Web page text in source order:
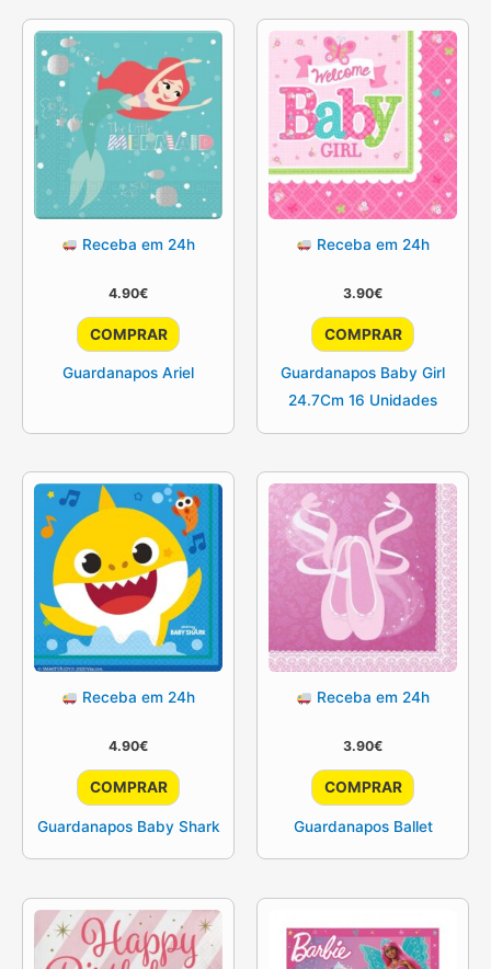
Receba em 24h
4.90€
COMPRAR
Guardanapos Ariel
Receba em 24h
3.90€
COMPRAR
Guardanapos Baby Girl
24.7Cm 16 Unidades
Receba em 24h
4.90€
COMPRAR
Guardanapos Baby Shark
Receba em 24h
3.90€
COMPRAR
Guardanapos Ballet